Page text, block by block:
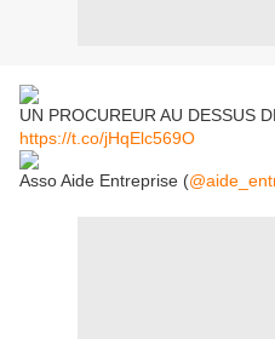
UN PROCUREUR AU DESSUS
https://t.co/jHqElc569O
Asso Aide Entreprise (